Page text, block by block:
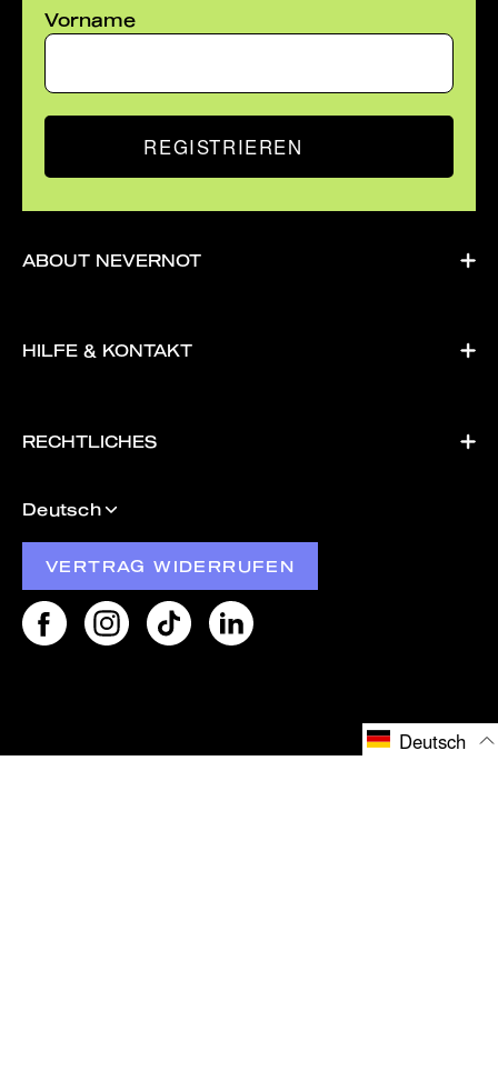
Vorname
REGISTRIEREN
ABOUT NEVERNOT
HILFE & KONTAKT
RECHTLICHES
Sprache
Deutsch
VERTRAG WIDERRUFEN
Deutsch